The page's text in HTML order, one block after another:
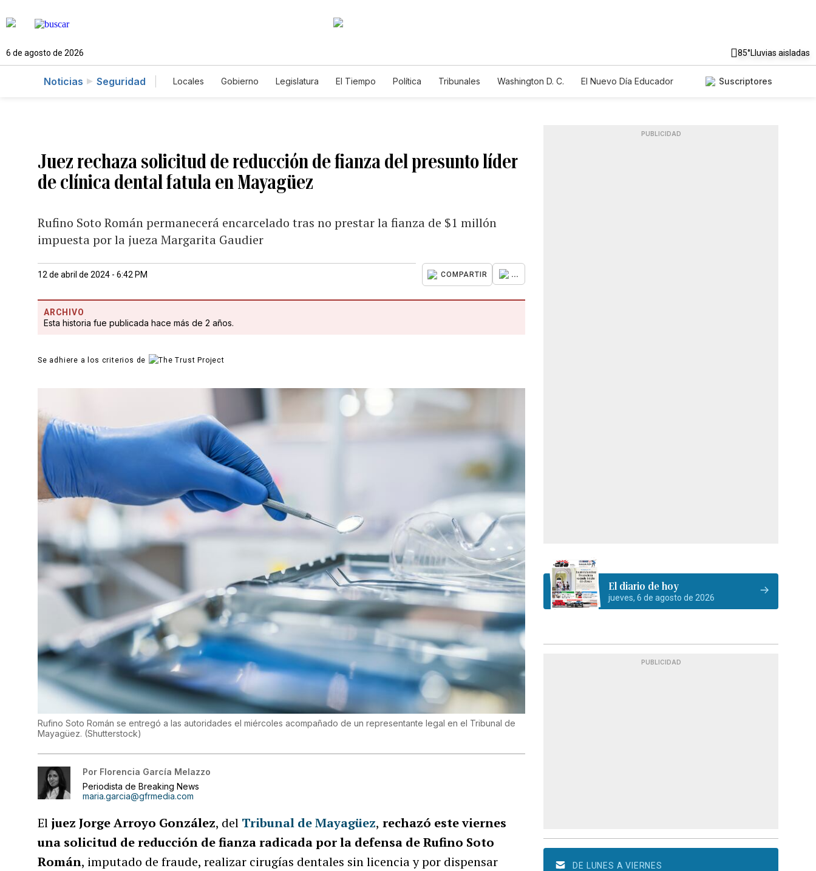
6 de agosto de 2026 85°Lluvias aisladas
Noticias Seguridad Locales Gobierno Legislatura El Tiempo Política Tribunales Washington D. C.
El Nuevo Día Educador
Suscriptores
Juez rechaza solicitud de reducción de fianza del presunto líder
de clínica dental fatula en Mayagüez
Rufino Soto Román permanecerá encarcelado tras no prestar la fianza de $1 millón
impuesta por la jueza Margarita Gaudier
12 de abril de 2024 - 6:42 PM COMPARTIR ...
ARCHIVO
Esta historia fue publicada hace más de 2 años.
Se adhiere a los criterios de
Rufino Soto Román se entregó a las autoridades el miércoles acompañado de un representante legal en el Tribunal de
Mayagüez. (Shutterstock)
Por Florencia García Melazzo
Periodista de Breaking News
maria.garcia@gfrmedia.com
El juez Jorge Arroyo González, del Tribunal de Mayagüez, rechazó este viernes
una solicitud de reducción de fianza radicada por la defensa deRufino Soto
Román, imputado de fraude, realizar cirugías dentales sin licencia y por dispensar
PUBLICIDAD
El diario de hoy
jueves, 6 de agosto de 2026
PUBLICIDAD
DE LUNES A VIERNES